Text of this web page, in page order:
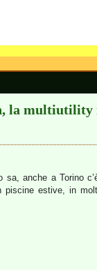
la multiutility
anche a Torino
estive, in